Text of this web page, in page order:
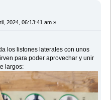
2024, 06:13:41 am »
los listones laterales con unos
para poder aprovechar y unir
largos: